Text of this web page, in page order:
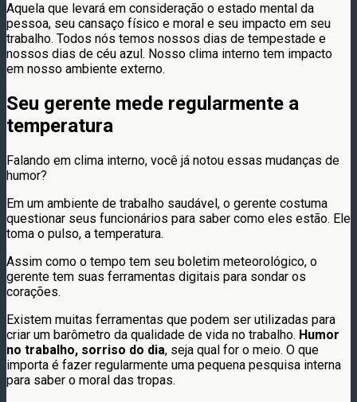
Aquela que levará em consideração o estado mental da
pessoa, seu cansaço físico e moral e seu impacto em seu
trabalho. Todos nós temos nossos dias de tempestade e
nossos dias de céu azul. Nosso clima interno tem impacto
em nosso ambiente externo.
Seu gerente mede regularmente a
temperatura
Falando em clima interno, você já notou essas mudanças de
humor?
Em um ambiente de trabalho saudável, o gerente costuma
questionar seus funcionários para saber como eles estão. Ele
toma o pulso, a temperatura.
Assim como o tempo tem seu boletim meteorológico, o
gerente tem suas ferramentas digitais para sondar os
corações.
Existem muitas ferramentas que podem ser utilizadas para
criar um barômetro da qualidade de vida no trabalho. Humor
no trabalho, sorriso do dia, seja qual for o meio. O que
importa é fazer regularmente uma pequena pesquisa interna
para saber o moral das tropas.